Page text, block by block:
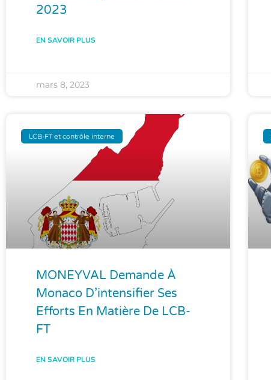
2023
EN SAVOIR PLUS
mars 8, 2023
LCB-FT et contrôle interne
MONEYVAL Demande À
Monaco D’intensifier Ses
Efforts En Matière De LCB-
FT
EN SAVOIR PLUS